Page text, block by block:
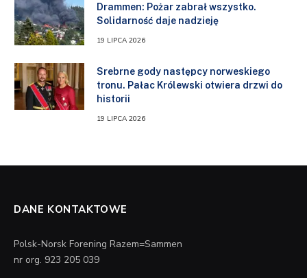
Drammen: Pożar zabrał wszystko.
Solidarność daje nadzieję
19 LIPCA 2026
Srebrne gody następcy norweskiego
tronu. Pałac Królewski otwiera drzwi do
historii
19 LIPCA 2026
DANE KONTAKTOWE
Polsk-Norsk Forening Razem=Sammen
nr org. 923 205 039